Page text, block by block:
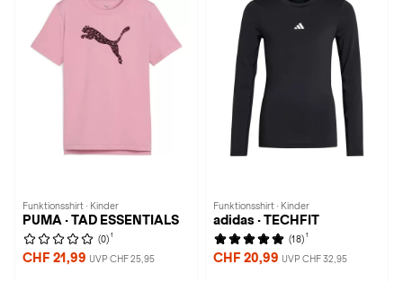
Funktionsshirt · Kinder
PUMA · TAD ESSENTIALS
(0) 1
CHF 21,99 UVP CHF 25,95
Funktionsshirt · Kinder
adidas · TECHFIT
(18) 1
CHF 20,99 UVP CHF 32,95